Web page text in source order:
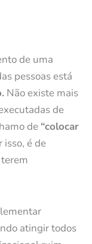
de uma
pessoas está
Não existe mais
de
de “colocar
isso, é de
atingir todos